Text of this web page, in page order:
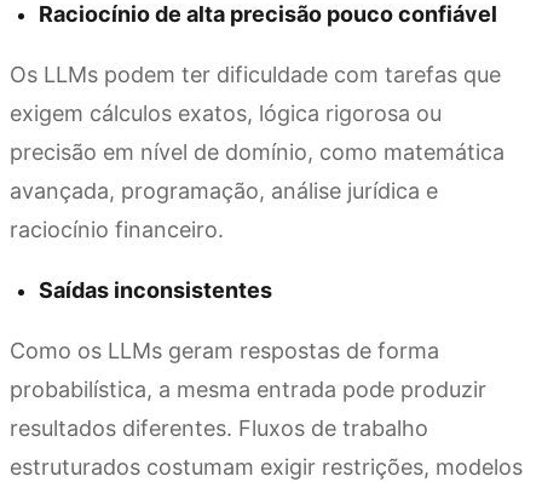
Raciocínio de alta precisão pouco confiável
Os LLMs podem ter dificuldade com tarefas que
exigem cálculos exatos, lógica rigorosa ou
precisão em nível de domínio, como matemática
avançada, programação, análise jurídica e
raciocínio financeiro.
Saídas inconsistentes
Como os LLMs geram respostas de forma
probabilística, a mesma entrada pode produzir
resultados diferentes. Fluxos de trabalho
estruturados costumam exigir restrições, modelos